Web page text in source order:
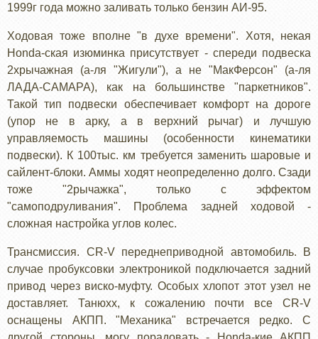
1999г года можно заливать только бензин АИ-95.
Ходовая тоже вполне "в духе времени". Хотя, некая
Honda-ская изюминка присутствует - спереди подвеска
2хрычажная (а-ля "Жигули"), а не "МакФерсон" (а-ля
ЛАДА-САМАРА), как на большинстве "паркетников".
Такой тип подвески обеспечивает комфорт на дороге
(упор не в арку, а в верхний рычаг) и лучшую
управляемость машины (особенности кинематики
подвески). К 100тыс. км требуется заменить шаровые и
сайлент-блоки. Аммы ходят неопределенно долго. Сзади
тоже "2рычажка", только с эффектом
"самоподруливания". Проблема задней ходовой -
сложная настройка углов колес.
Трансмиссия. CR-V переднеприводной автомобиль. В
случае пробуксовки электроникой подключается задний
привод через виско-муфту. Особых хлопот этот узел не
доставляет. Танюхх, к сожалению почти все CR-V
оснащены АКПП. "Механика" встречается редко. С